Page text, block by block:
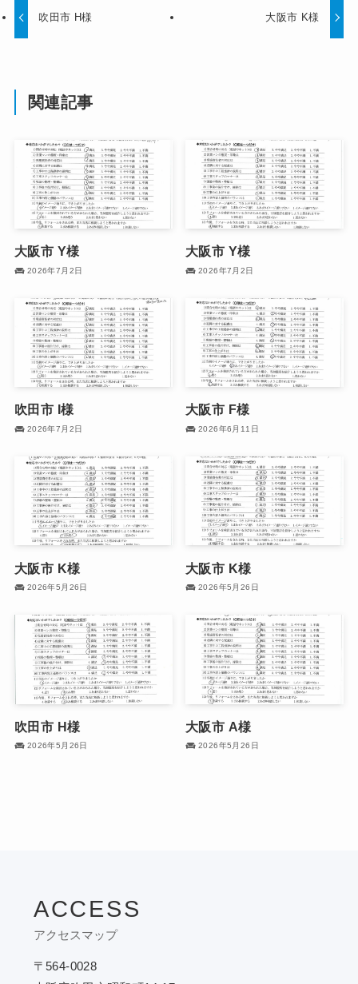
吹田市 H様 大阪市 K様
関連記事
大阪市 Y様
2026年7月2日
大阪市 Y様
2026年7月2日
吹田市 I様
2026年7月2日
大阪市 F様
2026年6月11日
大阪市 K様
2026年5月26日
大阪市 K様
2026年5月26日
吹田市 H様
2026年5月26日
大阪市 A様
2026年5月26日
ACCESS
アクセスマップ
〒564-0028